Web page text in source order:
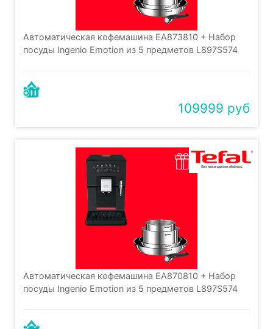
Автоматическая кофемашина EA873810 + Набор
посуды Ingenio Emotion из 5 предметов L897S574
109999 руб
Автоматическая кофемашина EA870810 + Набор
посуды Ingenio Emotion из 5 предметов L897S574